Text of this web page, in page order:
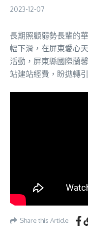
2023-12-07
長期照顧弱勢長輩的
幅下滑，在屏東愛心
活動，屏東縣國際蘭
站建站經費，盼拋轉
Share this Article